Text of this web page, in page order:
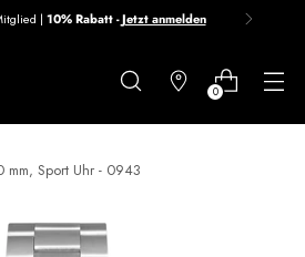
| 10% Rabatt -Jetzt anmelden
0
mm, Sport Uhr - 0943